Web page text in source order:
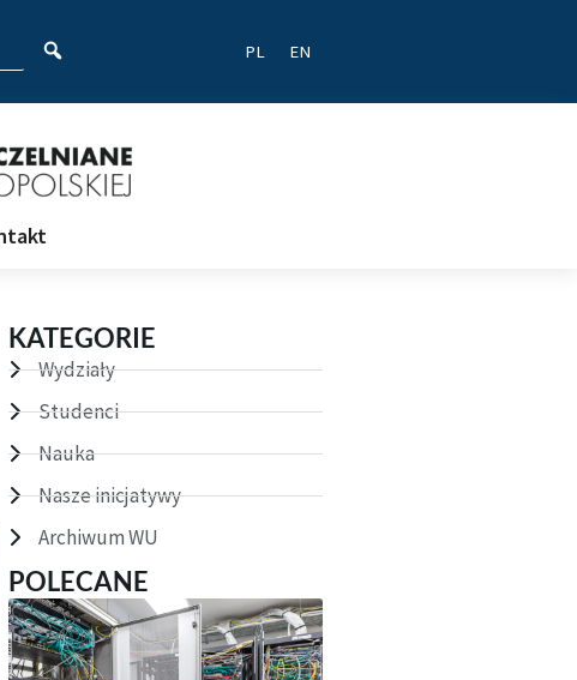
PL EN
KATEGORIE
Wydziały
Studenci
Nauka
Nasze inicjatywy
Archiwum WU
POLECANE